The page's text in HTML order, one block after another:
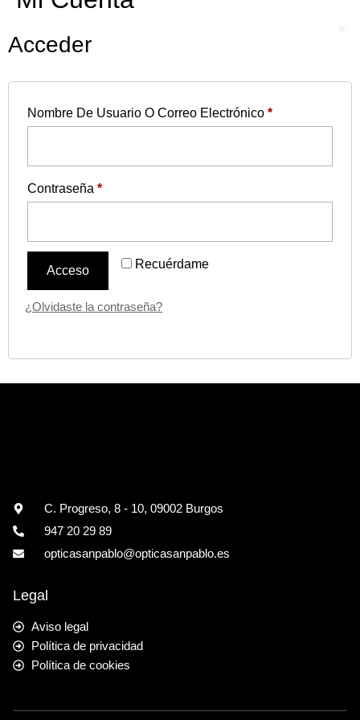
Acceder
Nombre De Usuario O Correo Electrónico *
Contraseña *
Recuérdame
Acceso
¿Olvidaste la contraseña?
C. Progreso, 8 - 10, 09002 Burgos
947 20 29 89
opticasanpablo@opticasanpablo.es
Legal
Aviso legal
Política de privacidad
Política de cookies